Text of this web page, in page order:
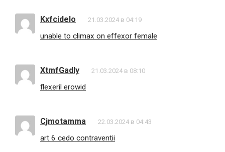
Kxfcidelo 21.03.2024 в 04:19
unable to climax on effexor female
XtmfGadly 21.03.2024 в 08:10
flexeril erowid
Cjmotamma 22.03.2024 в 04:43
art 6 cedo contraventii